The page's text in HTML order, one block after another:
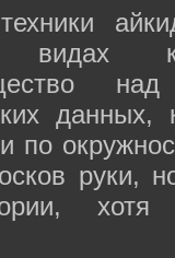
видах
данных,
по
руки,